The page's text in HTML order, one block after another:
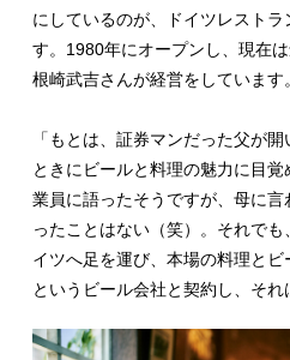
にしているのが、ドイツレスト
す。1980年にオープンし、現在
根崎武吉さんが経営をしています。
「もとは、証券マンだった父が
ときにビールと料理の魅力に目
業員に語ったそうですが、母に
ったことはない（笑）。それで
イツへ足を運び、本場の料理と
というビール会社と契約し、それ